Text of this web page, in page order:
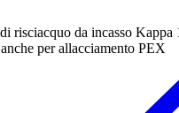
risciacquo da incasso
per allacciamento PEX